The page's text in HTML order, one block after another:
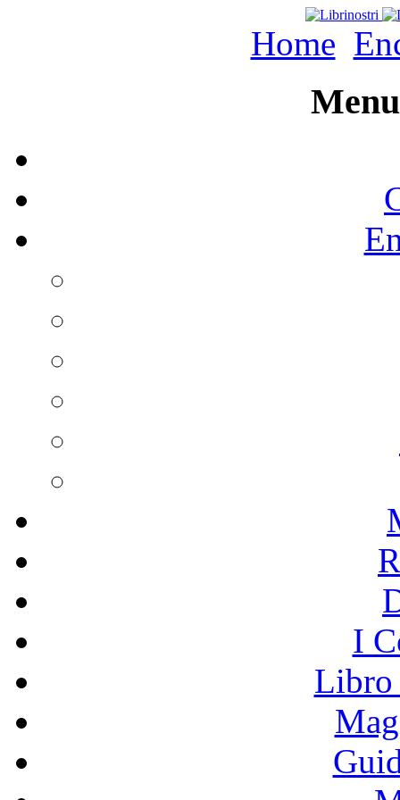
Home
I
Libro